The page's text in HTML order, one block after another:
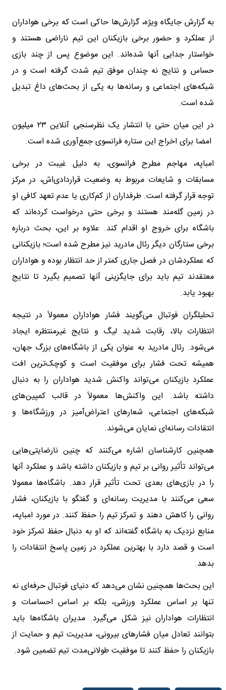
به گزارش جایگاه ویژه، گزارش‌ها حاکی است که برخی هواداران
از عملکرد و حضور برخی بازیکنان این تیم ناراضی هستند و
خواستار جدایی آنها شده‌اند. این موضوع پس از چند بازی
حساس و نتایج نه چندان موفق تیم شدت گرفته است و در
شبکه‌های اجتماعی و رسانه‌ها به یکی از بحث‌های داغ تبدیل
شده است.
در این میان حتی با انتشار یک نظرسنجی آنلاین ۲۳ میلیون
امضا برای اخراج این ستاره فرانسوی جمع‌آوری شده است.
امباپه، مهاجم مطرح فرانسوی، به دلیل غیبت در برخی
مسابقات و شایعات مربوط به وضعیت قراردادی‌اش، در مرکز
توجه قرار گرفته است. طرفداران از کم‌کاری یا عدم تعهد کافی او
در زمین گله‌مند هستند و برخی حتی درخواست کرده‌اند که
باشگاه برای خروج او اقدام کند. علاوه بر این، بحث درباره
برخی ستارگان دیگر رئال مادرید نیز مطرح شده است؛ بازیکنانی
که عملکردشان در فصل جاری کمتر از حد انتظار بوده و هواداران
معتقدند تیم باید برای جایگزینی آنها تصمیم بگیرد تا نتایج
بهبود یابد.
تحلیلگران فوتبال می‌گویند فشار هواداران معمولاً در نتیجه
انتظارات بالا، رقابت شدید لیگ و نتایج غیرمنتظره ایجاد
می‌شود. رئال مادرید به عنوان یکی از باشگاه‌های بزرگ جهان،
همیشه تحت فشار برای موفقیت است و کوچک‌ترین افت
عملکرد بازیکنان می‌تواند واکنش شدید هواداران را به دنبال
داشته باشد. این واکنش‌ها معمولاً در قالب کمپین‌های
شبکه‌های اجتماعی، شعارهای اعتراض‌آمیز در ورزشگاه‌ها و
انتقادات رسانه‌ای نمایان می‌شوند.
همچنین کارشناسان اشاره می‌کنند که چنین نارضایتی‌هایی
می‌تواند تأثیر روانی بر تیم و بازیکنان داشته باشد و عملکرد آنها
را در بازی‌های بعدی تحت تأثیر قرار دهد. باشگاه‌ها معمولا
سعی می‌کنند با مدیریت رسانه‌ای و گفتگو با بازیکنان، فشار
روانی را کاهش دهند و تمرکز تیم را حفظ کنند. در مورد امباپه،
منابع نزدیک به باشگاه گفته‌اند که او به دنبال حفظ تمرکز خود
است و قصد دارد با بهترین عملکرد در زمین پاسخ انتقادات را
بدهد.
این بحث‌ها همچنین نشان می‌دهد که دنیای فوتبال حرفه‌ای نه
تنها بر اساس عملکرد ورزشی، بلکه بر اساس احساسات و
انتظارات هواداران نیز شکل می‌گیرد. مدیران باشگاه‌ها باید
بتوانند تعادل میان فشارهای بیرونی، مدیریت تیم و حمایت از
بازیکنان را حفظ کنند تا موفقیت طولانی‌مدت تیم تضمین شود.